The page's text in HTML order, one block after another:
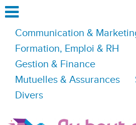
Communication &
Formation, Emploi & RH
Gestion & Finance
Mutuelles & Assurances
Divers